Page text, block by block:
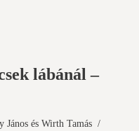
lábánál –
János és Wirth Tamás